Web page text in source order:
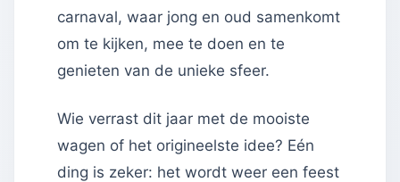
carnaval, waar jong en oud samenkomt
om te kijken, mee te doen en te
genieten van de unieke sfeer.
Wie verrast dit jaar met de mooiste
wagen of het origineelste idee? Eén
ding is zeker: het wordt weer een feest